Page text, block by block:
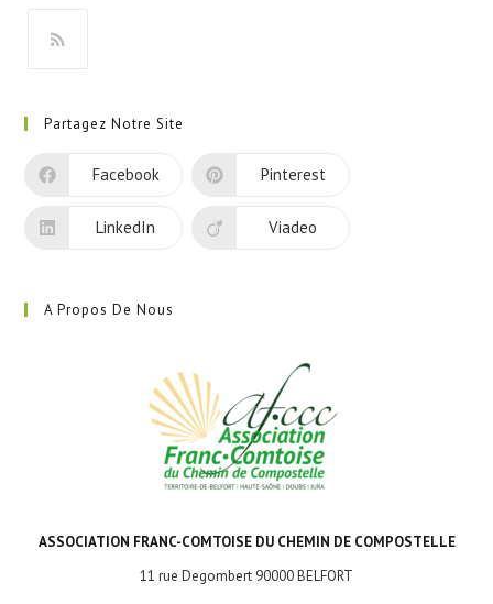
onglet
un
nouvel
Partagez Notre Site
Facebook Pinterest
LinkedIn Viadeo
A Propos De Nous
ASSOCIATION FRANC-COMTOISE DU CHEMIN DE COMPOSTELLE
11 rue Degombert 90000 BELFORT